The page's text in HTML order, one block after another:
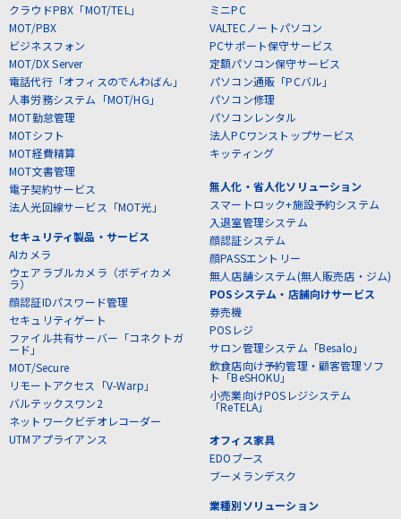
クラウドPBX「MOT/TEL」
MOT/PBX
ビジネスフォン
MOT/DX Server
電話代行「オフィスのでんわばん」
人事労務システム「MOT/HG」
MOT勤怠管理
MOTシフト
MOT経費精算
MOT文書管理
電子契約サービス
法人光回線サービス「MOT光」
セキュリティ製品・サービス
AIカメラ
ウェアラブルカメラ（ボディカメ
ラ）
顔認証IDパスワード管理
セキュリティゲート
ファイル共有サーバー「コネクトガ
ード」
MOT/Secure
リモートアクセス「V-Warp」
バルテックスワン2
ネットワークビデオレコーダー
UTMアプライアンス
ミニPC
VALTECノートパソコン
PCサポート保守サービス
定額パソコン保守サービス
パソコン通販「PCバル」
パソコン修理
パソコンレンタル
法人PCワンストップサービス
キッティング
無人化・省人化ソリューション
スマートロック+施設予約システム
入退室管理システム
顔認証システム
顔PASSエントリー
無人店舗システム(無人販売店・ジム)
POSシステム・店舗向けサービス
券売機
POSレジ
サロン管理システム「Besalo」
飲食店向け予約管理・顧客管理ソフ
ト「BeSHOKU」
小売業向けPOSレジシステム
「ReTELA」
オフィス家具
EDOブース
ブーメランデスク
業種別ソリューション